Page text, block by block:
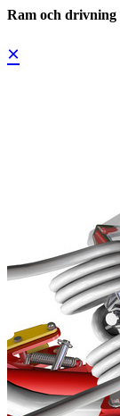
Ram och drivning
×